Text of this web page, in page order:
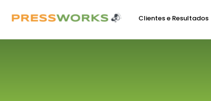
Clientes e Resultados